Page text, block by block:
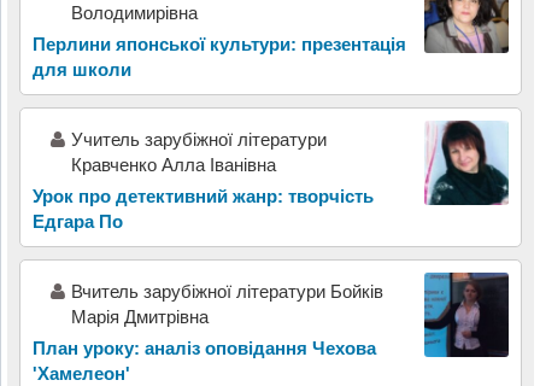
Володимирівна
Перлини японської культури: презентація
для школи
Учитель зарубіжної літератури
Кравченко Алла Іванівна
Урок про детективний жанр: творчість
Едгара По
Вчитель зарубіжної літератури Бойків
Марія Дмитрівна
План уроку: аналіз оповідання Чехова
'Хамелеон'